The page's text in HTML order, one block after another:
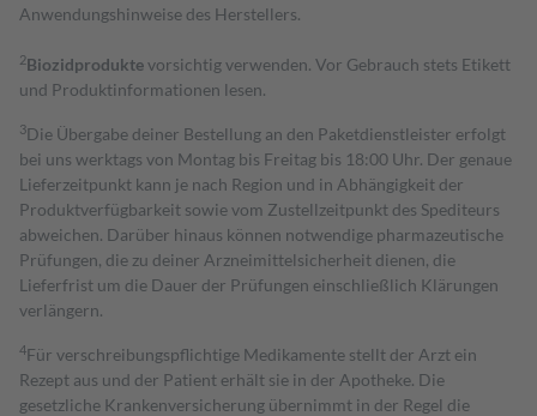
Anwendungshinweise des Herstellers.
2Biozidproduktevorsichtig verwenden. Vor Gebrauch stets Etikett
und Produktinformationen lesen.
3Die Übergabe deiner Bestellung an den Paketdienstleister erfolgt
bei uns werktags von Montag bis Freitag bis 18:00 Uhr. Der genaue
Lieferzeitpunkt kann je nach Region und in Abhängigkeit der
Produktverfügbarkeit sowie vom Zustellzeitpunkt des Spediteurs
abweichen. Darüber hinaus können notwendige pharmazeutische
Prüfungen, die zu deiner Arzneimittelsicherheit dienen, die
Lieferfrist um die Dauer der Prüfungen einschließlich Klärungen
verlängern.
4Für verschreibungspflichtige Medikamente stellt der Arzt ein
Rezept aus und der Patient erhält sie in der Apotheke. Die
gesetzliche Krankenversicherung übernimmt in der Regel die